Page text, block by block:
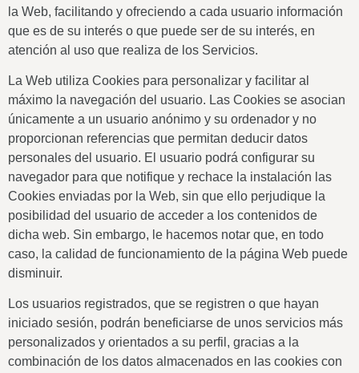
la Web, facilitando y ofreciendo a cada usuario información
que es de su interés o que puede ser de su interés, en
atención al uso que realiza de los Servicios.
La Web utiliza Cookies para personalizar y facilitar al
máximo la navegación del usuario. Las Cookies se asocian
únicamente a un usuario anónimo y su ordenador y no
proporcionan referencias que permitan deducir datos
personales del usuario. El usuario podrá configurar su
navegador para que notifique y rechace la instalación las
Cookies enviadas por la Web, sin que ello perjudique la
posibilidad del usuario de acceder a los contenidos de
dicha web. Sin embargo, le hacemos notar que, en todo
caso, la calidad de funcionamiento de la página Web puede
disminuir.
Los usuarios registrados, que se registren o que hayan
iniciado sesión, podrán beneficiarse de unos servicios más
personalizados y orientados a su perfil, gracias a la
combinación de los datos almacenados en las cookies con